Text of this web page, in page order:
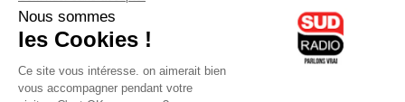
lyoncapitale.fr
olympique-et-lyonnais.com
L'application Iphone / Android